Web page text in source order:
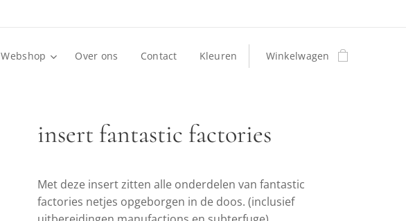
Webshop Over ons Contact Kleuren Winkelwagen
insert fantastic factories
Met deze insert zitten alle onderdelen van fantastic
factories netjes opgeborgen in de doos. (inclusief